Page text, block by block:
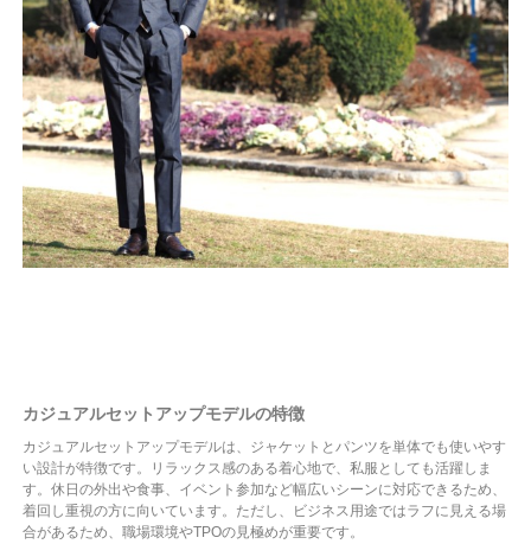
カジュアルセットアップモデルの特徴
カジュアルセットアップモデルは、ジャケットとパンツを単体でも使いやす
い設計が特徴です。リラックス感のある着心地で、私服としても活躍しま
す。休日の外出や食事、イベント参加など幅広いシーンに対応できるため、
着回し重視の方に向いています。ただし、ビジネス用途ではラフに見える場
合があるため、職場環境やTPOの見極めが重要です。